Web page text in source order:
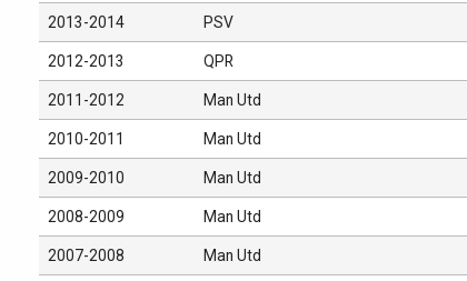
2013-2014 PSV
2012-2013 QPR
2011-2012 Man Utd
2010-2011 Man Utd
2009-2010 Man Utd
2008-2009 Man Utd
2007-2008 Man Utd